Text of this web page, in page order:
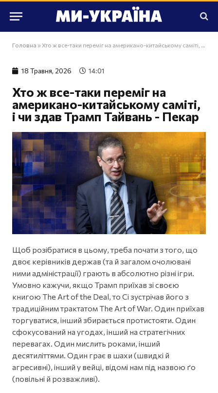
Головна » Хто ж все-таки переміг на американо-китайському саміті, і чи здав Трамп Тайвань - Пекар
18 Травня, 2026 14:01
Хто ж все-таки переміг на
американо-китайському саміті,
і чи здав Трамп Тайвань - Пекар
Щоб розібратися в цьому, треба почати з того, що
двоє керівників держав (та й загалом очолювані
ними адміністрації) грають в абсолютно різні ігри.
Умовно кажучи, якщо Трамп приїхав зі своєю
книгою The Art of the Deal, то Сі зустрічав його з
традиційним трактатом The Art of War. Один приїхав
торгуватися, інший збирається протистояти. Один
сфокусований на угодах, інший на стратегічних
перевагах. Один мислить роками, інший
десятиліттями. Один грає в шахи (швидкі й
агресивні), інший у вейці, відомі нам під назвою ґо
(повільні й розважливі).